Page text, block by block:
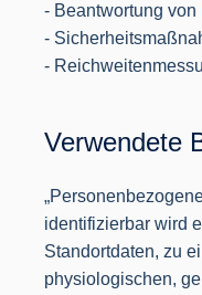
- Beantwortung
-
-
Verwendete
identifizierbar wird
Standortdaten, zu
physiologischen,